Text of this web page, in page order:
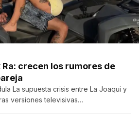
Ra: crecen los rumores de
La supuesta crisis entre La Joaqui y
versiones televisivas…